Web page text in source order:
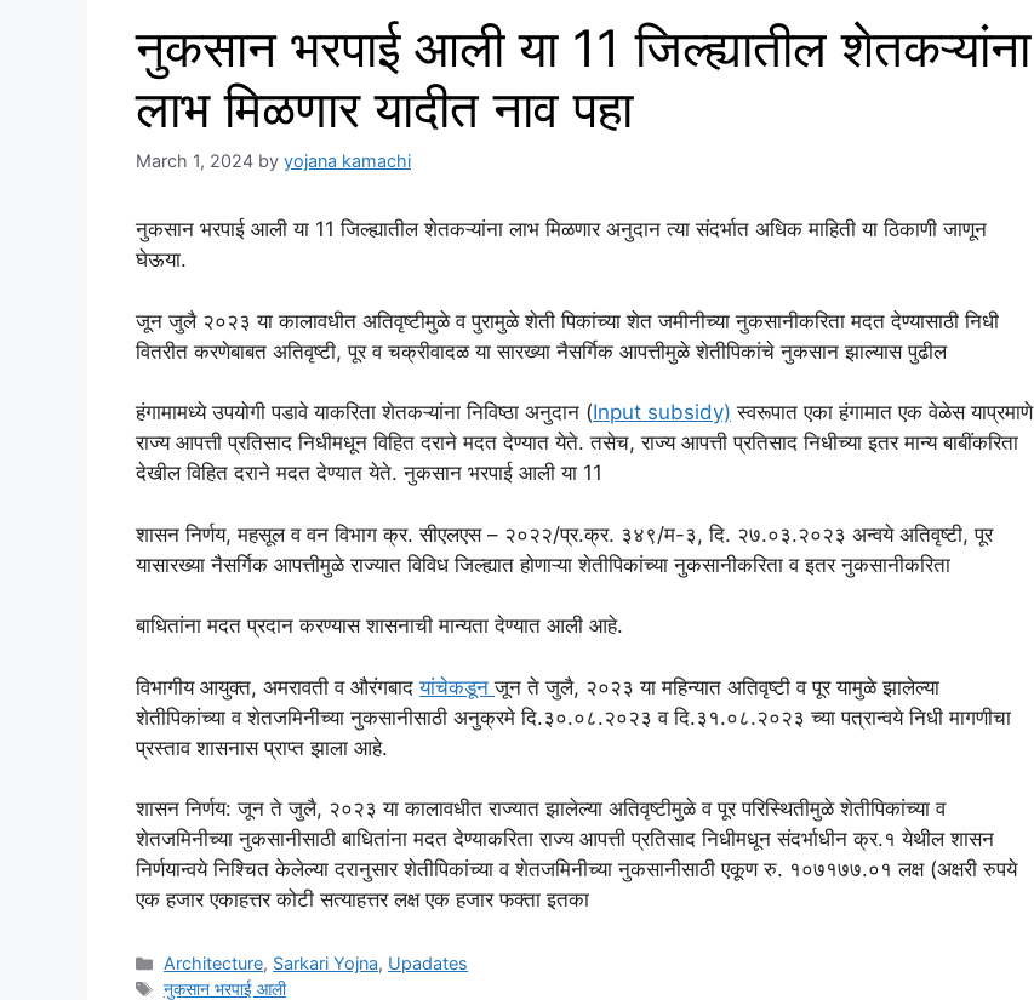
नुकसान भरपाई आली या 11 जिल्ह्यातील शेतकऱ्यांना
लाभ मिळणार यादीत नाव पहा
March 1, 2024 by yojana kamachi
नुकसान भरपाई आली या 11 जिल्ह्यातील शेतकऱ्यांना लाभ मिळणार अनुदान त्या संदर्भात अधिक माहिती या ठिकाणी जाणून
घेऊया.
जून जुलै २०२३ या कालावधीत अतिवृष्टीमुळे व पुरामुळे शेती पिकांच्या शेत जमीनीच्या नुकसानीकरिता मदत देण्यासाठी निधी
वितरीत करणेबाबत अतिवृष्टी, पूर व चक्रीवादळ या सारख्या नैसर्गिक आपत्तीमुळे शेतीपिकांचे नुकसान झाल्यास पुढील
हंगामामध्ये उपयोगी पडावे याकरिता शेतकऱ्यांना निविष्ठा अनुदान (Input subsidy) स्वरूपात एका हंगामात एक वेळेस याप्रमाणे
राज्य आपत्ती प्रतिसाद निधीमधून विहित दराने मदत देण्यात येते. तसेच, राज्य आपत्ती प्रतिसाद निधीच्या इतर मान्य बाबींकरिता
देखील विहित दराने मदत देण्यात येते. नुकसान भरपाई आली या 11
शासन निर्णय, महसूल व वन विभाग क्र. सीएलएस – २०२२/प्र.क्र. ३४९/म-३, दि. २७.०३.२०२३ अन्वये अतिवृष्टी, पूर
यासारख्या नैसर्गिक आपत्तीमुळे राज्यात विविध जिल्ह्यात होणाऱ्या शेतीपिकांच्या नुकसानीकरिता व इतर नुकसानीकरिता
बाधितांना मदत प्रदान करण्यास शासनाची मान्यता देण्यात आली आहे.
विभागीय आयुक्त, अमरावती व औरंगबादयांचेकडूनजून ते जुलै, २०२३ या महिन्यात अतिवृष्टी व पूर यामुळे झालेल्या
शेतीपिकांच्या व शेतजमिनीच्या नुकसानीसाठी अनुक्रमे दि.३०.०८.२०२३ व दि.३१.०८.२०२३ च्या पत्रान्वये निधी मागणीचा
प्रस्ताव शासनास प्राप्त झाला आहे.
शासन निर्णय: जून ते जुलै, २०२३ या कालावधीत राज्यात झालेल्या अतिवृष्टीमुळे व पूर परिस्थितीमुळे शेतीपिकांच्या व
शेतजमिनीच्या नुकसानीसाठी बाधितांना मदत देण्याकरिता राज्य आपत्ती प्रतिसाद निधीमधून संदर्भाधीन क्र.१ येथील शासन
निर्णयान्वये निश्चित केलेल्या दरानुसार शेतीपिकांच्या व शेतजमिनीच्या नुकसानीसाठी एकूण रु. १०७१७७.०१ लक्ष (अक्षरी रुपये
एक हजार एकाहत्तर कोटी सत्याहत्तर लक्ष एक हजार फक्ता इतका
Categories
Architecture, Sarkari Yojna, Upadates
Tags
नुकसान भरपाई आली